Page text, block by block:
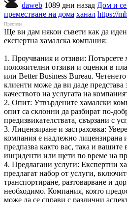
daweb 1089 дни назад Дом и
преместване на дома ханал https://
Прегледа
Ще ви дам някои съвети как да
експертна хамалска компания:
1. Проучвания и отзиви: Потърсете
положителни отзиви и оценки в
или Better Business Bureau.
клиенти може да ви даде представа
качеството на услугата на
2. Опит: Утвърдените хамалски
опит са склонни да разбират по-
предизвикателствата, свързани с
3. Лицензиране и застраховка:
компания е надлежно лицензирана
предпазва както вас, така и вашите
инциденти или щети по време на
4. Предлагани услуги: Експертни
предлагат набор от услуги,
транспортиране, разтоварване и
необходимо. Компания, която
може да се справи с различни